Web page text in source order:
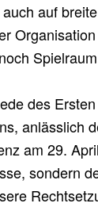
auf
des
anlässlich
am 29.
sondern